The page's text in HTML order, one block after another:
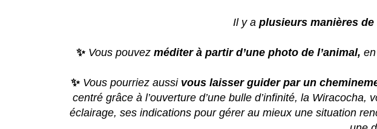
Il y a plusieurs manières
✨ Vous pouvez méditer à partir d’une photo de l’animal,
✨ Vous pourriez aussi vous laisser guider par un
centré grâce à l’ouverture d’une bulle d’infinité, la
éclairage, ses indications pour gérer au mieux une situation